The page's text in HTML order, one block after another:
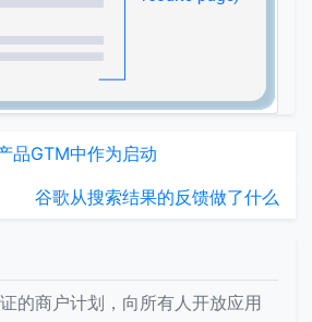
品GTM中作为启动
谷歌从搜索结果的反馈做了什么
的商户计划，向所有人开放应用